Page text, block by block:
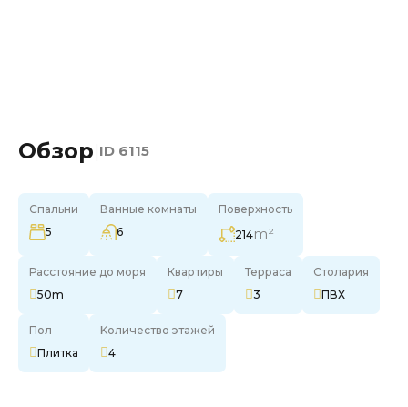
Обзор ID 6115
Спальни
5
Ванные комнаты
6
Поверхность
214m²
Расстояние до моря
50m
Квартиры
7
Терраса
3
Столария
ПВХ
Пол
Плитка
Kоличество этажей
4